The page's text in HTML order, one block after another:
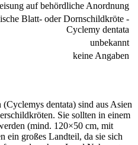
auf behördliche Anordnung
Blatt- oder Dornschildkröte -
Cyclemy dentata
unbekannt
keine Angaben
dentata) sind aus Asien
Sie sollten in einem
(mind. 120×50 cm, mit
ein großes Landteil, da sie sich